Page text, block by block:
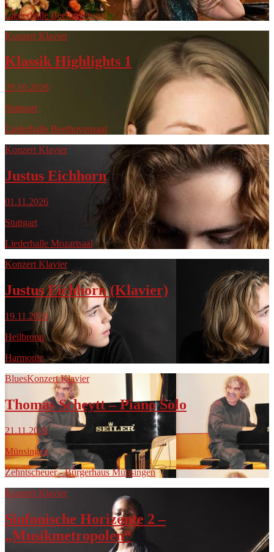
Liederhalle Beethovensaal
Konzert Klavier
Klassik Highlights 1
29.10.2026
Stuttgart
Liederhalle Beethovensaal
Konzert Klavier
Justus Eichhorn
01.11.2026
Stuttgart
Liederhalle Mozartsaal
Konzert Klavier
Justus Eichhorn (Klavier)
19.11.2026
Heilbronn
Harmonie
BluesKonzert Klavier
Thomas Scheytt – Piano Solo
21.11.2026
Münsingen
Zehntscheuer - Bürgerhaus Münsingen
Konzert Klavier
Sinfonische Horizonte 2 –
„Musikmetropolen“